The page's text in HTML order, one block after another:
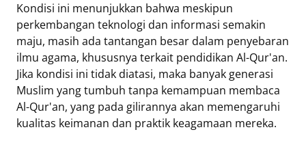
Kondisi ini menunjukkan bahwa meskipun
perkembangan teknologi dan informasi semakin
maju, masih ada tantangan besar dalam penyebaran
ilmu agama, khususnya terkait pendidikan Al-Qur'an.
Jika kondisi ini tidak diatasi, maka banyak generasi
Muslim yang tumbuh tanpa kemampuan membaca
Al-Qur'an, yang pada gilirannya akan memengaruhi
kualitas keimanan dan praktik keagamaan mereka.